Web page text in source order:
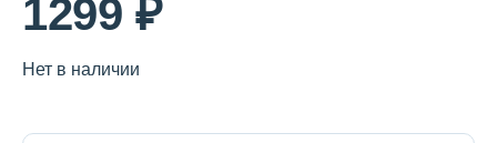
1299 ₽
Нет в наличии